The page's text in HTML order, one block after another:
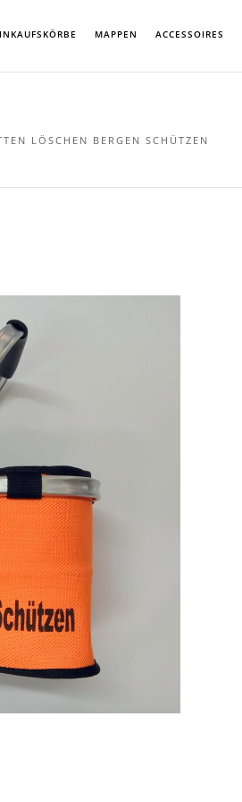
MAPPEN ACCESSOIRES
LÖSCHEN BERGEN SCHÜTZEN